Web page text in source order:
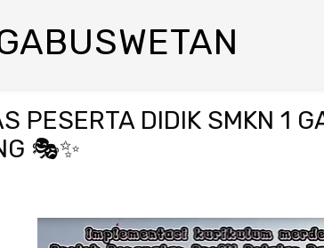
PESERTA DIDIK SMKN 1
🎭✨